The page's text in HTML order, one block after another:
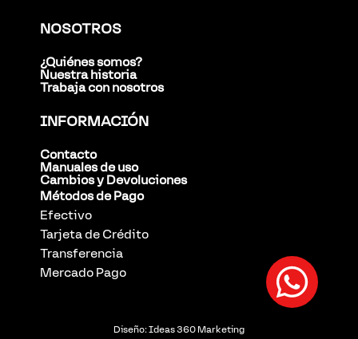
NOSOTROS
¿Quiénes somos?
Nuestra historia
Trabaja con nosotros
INFORMACIÓN
Contacto
Manuales de uso
Cambios y Devoluciones
Métodos de Pago
Efectivo
Tarjeta de Crédito
Transferencia
Mercado Pago
Diseño:Ideas 360 Marketing